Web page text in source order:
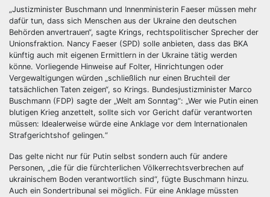
„Justizminister Buschmann und Innenministerin Faeser müssen mehr
dafür tun, dass sich Menschen aus der Ukraine den deutschen
Behörden anvertrauen“, sagte Krings, rechtspolitischer Sprecher der
Unionsfraktion. Nancy Faeser (SPD) solle anbieten, dass das BKA
künftig auch mit eigenen Ermittlern in der Ukraine tätig werden
könne. Vorliegende Hinweise auf Folter, Hinrichtungen oder
Vergewaltigungen würden „schließlich nur einen Bruchteil der
tatsächlichen Taten zeigen“, so Krings. Bundesjustizminister Marco
Buschmann (FDP) sagte der „Welt am Sonntag“: „Wer wie Putin einen
blutigen Krieg anzettelt, sollte sich vor Gericht dafür verantworten
müssen: Idealerweise würde eine Anklage vor dem Internationalen
Strafgerichtshof gelingen.“
Das gelte nicht nur für Putin selbst sondern auch für andere
Personen, „die für die fürchterlichen Völkerrechtsverbrechen auf
ukrainischem Boden verantwortlich sind“, fügte Buschmann hinzu.
Auch ein Sondertribunal sei möglich. Für eine Anklage müssten